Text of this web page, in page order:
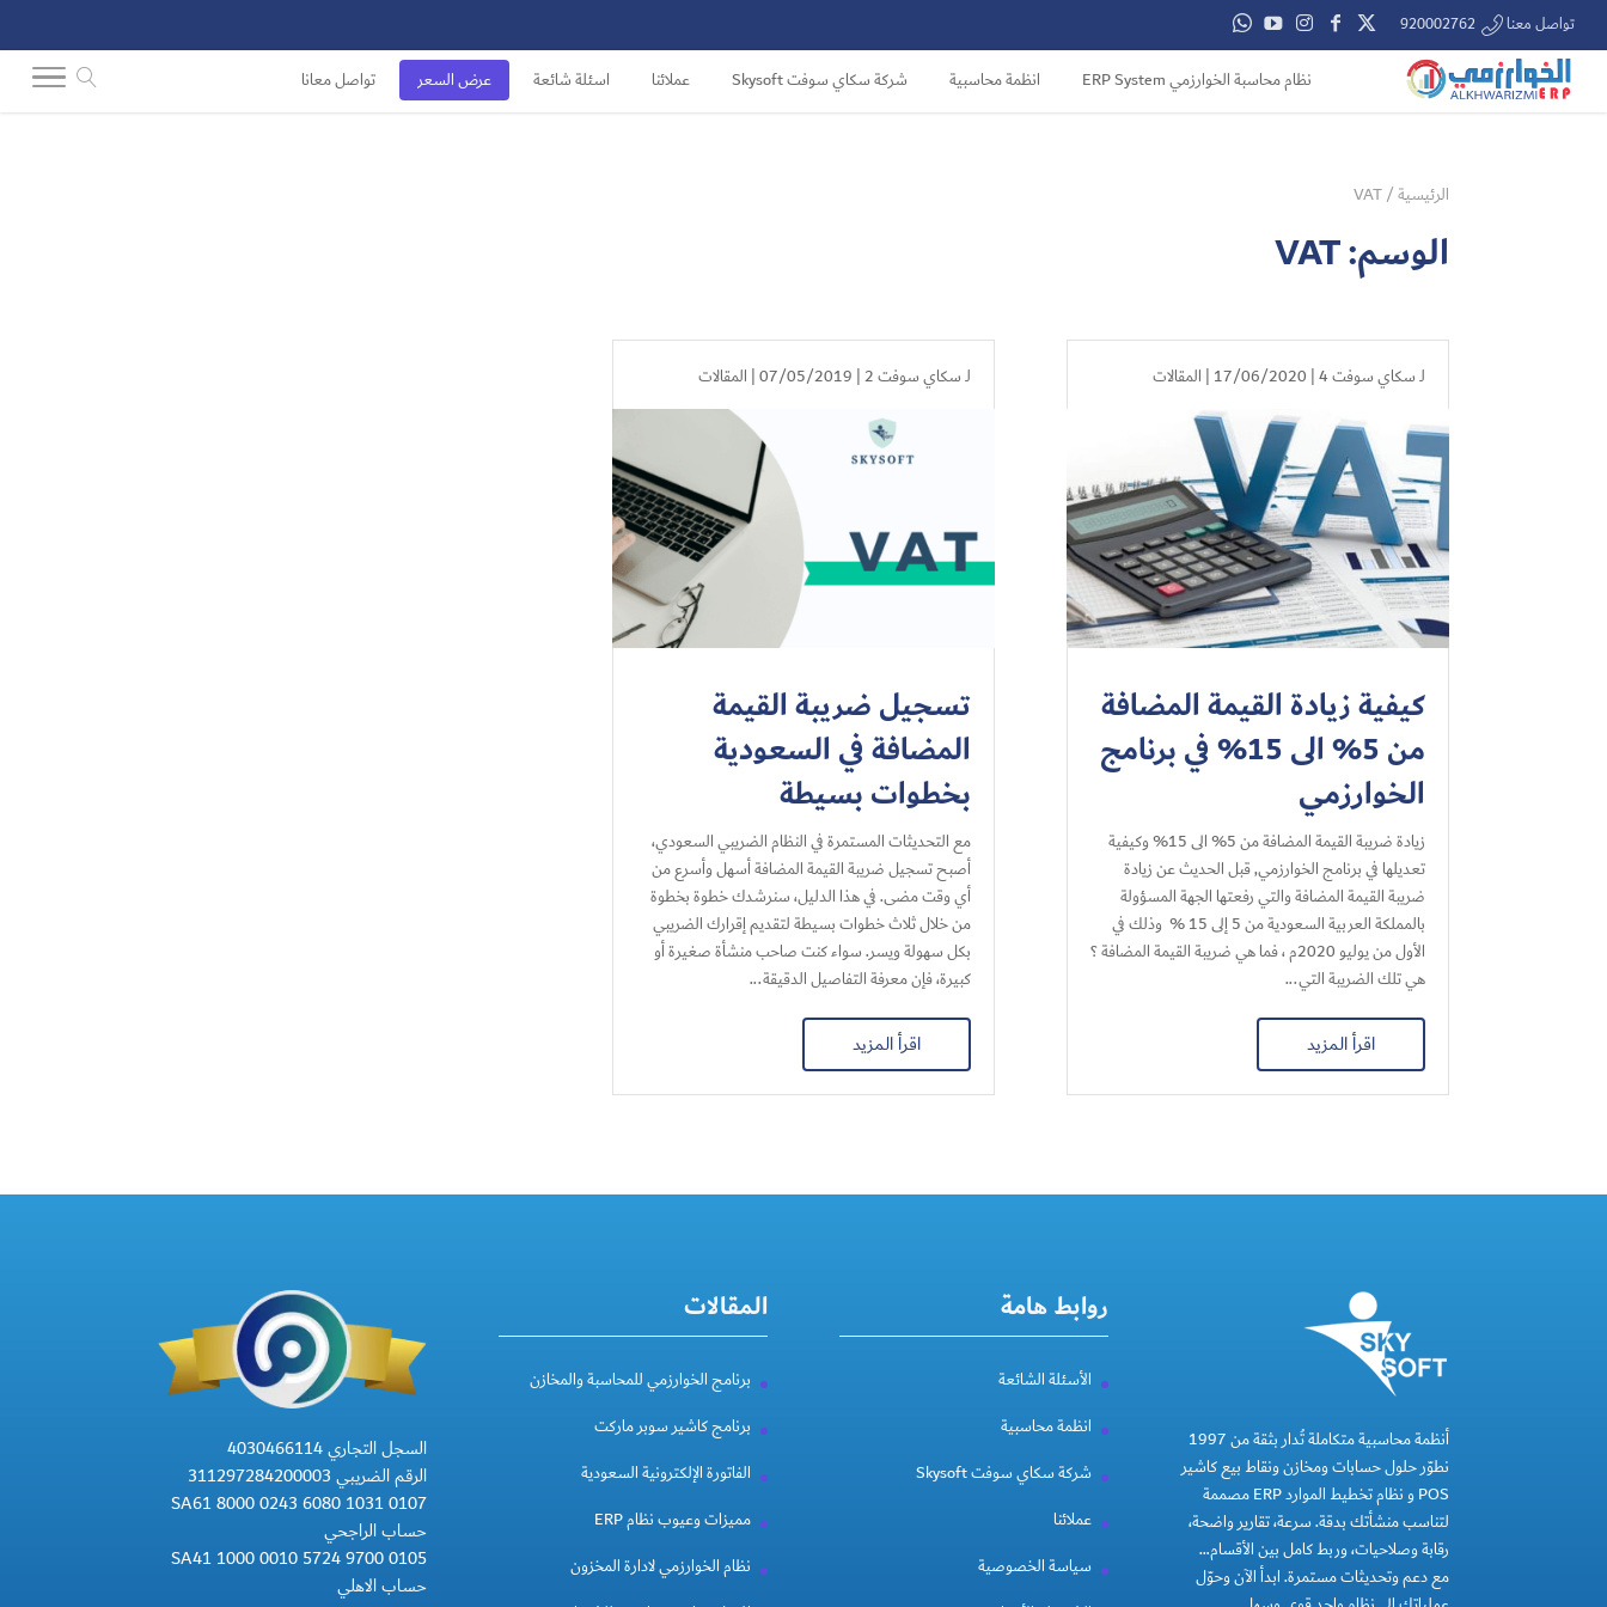
تواصل معنا 920002762
نظام محاسبة الخوارزمي ERP System انظمة محاسبية شركة سكاي سوفت Skysoft عملائنا اسئلة شائعة عرض السعر تواصل معانا
الرئيسية/
VAT
الوسم:VAT
لـسكاي سوفت 4 | 17/06/2020 | المقالات
كيفية زيادة القيمة المضافة
من 5% الى 15% في برنامج
الخوارزمي
زيادة ضريبة القيمة المضافة من 5% الى 15% وكيفية
تعديلها في برنامج الخوارزمي, قبل الحديث عن زيادة
ضريبة القيمة المضافة والتي رفعتها الجهة المسؤولة
بالمملكة العربية السعودية من 5 إلى 15 % وذلك في
الأول من يوليو 2020م ، فما هي ضريبة القيمة المضافة ؟
هي تلك الضريبة التي...
اقرأ المزيد
لـسكاي سوفت 2 | 07/05/2019 | المقالات
تسجيل ضريبة القيمة
المضافة في السعودية
بخطوات بسيطة
مع التحديثات المستمرة في النظام الضريبي السعودي،
أصبح تسجيل ضريبة القيمة المضافة أسهل وأسرع من
أي وقت مضى. في هذا الدليل، سنرشدك خطوة بخطوة
من خلال ثلاث خطوات بسيطة لتقديم إقرارك الضريبي
بكل سهولة ويسر. سواء كنت صاحب منشأة صغيرة أو
كبيرة، فإن معرفة التفاصيل الدقيقة...
اقرأ المزيد
أنظمة محاسبية متكاملة تُدار بثقة من 1997
نطوّر حلول حسابات ومخازن ونقاط بيع كاشير
POS و نظام تخطيط الموارد ERP مصممة
لتناسب منشأتك بدقة. سرعة، تقارير واضحة،
رقابة وصلاحيات، وربط كامل بين الأقسام…
مع دعم وتحديثات مستمرة. ابدأ الآن وحوّل
روابط هامة
الأسئلة الشائعة
انظمة محاسبية
شركة سكاي سوفت Skysoft
عملائنا
سياسة الخصوصية
المقالات
برنامج الخوارزمي للمحاسبة والمخازن
برنامج كاشير سوبر ماركت
الفاتورة الإلكترونية السعودية
مميزات وعيوب نظام ERP
نظام الخوارزمي لادارة المخزون
السجل التجاري 4030466114
الرقم الضريبي 311297284200003
SA61 8000 0243 6080 1031 0107
حساب الراجحي
SA41 1000 0010 5724 9700 0105
حساب الاهلي